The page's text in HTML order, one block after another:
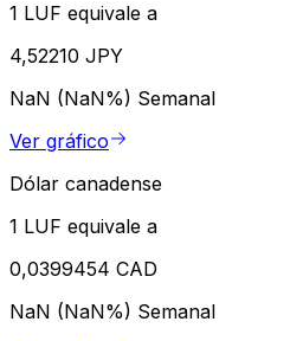
1 LUF equivale a
4,52210 JPY
NaN (NaN%) Semanal
Ver gráfico
Dólar canadense
1 LUF equivale a
0,0399454 CAD
NaN (NaN%) Semanal